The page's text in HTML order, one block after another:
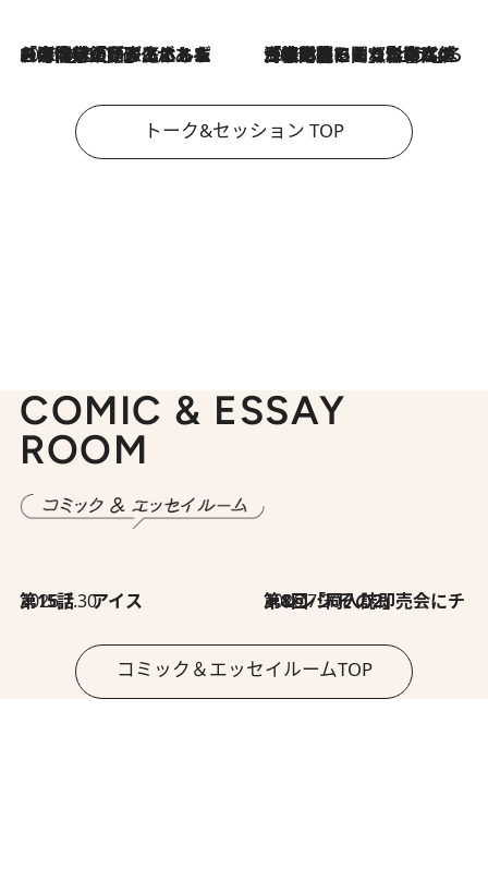
2026.8.3
「今後値上げがあるとすれば…」「リスクがあるのは今年の冬」エネルギー専門家が語る、ホルムズ海峡封鎖が家庭にもたらす“ある心配” 2026.8.3
「住宅建てられない…」「サーチャージ料の高値が続いている」ホルムズ海峡封鎖による影響はいつまで続く？《エネルギー専門家に聞く“どうなる日本の暮らし”》
トーク&セッション TOP
COMIC & ESSAY
ROOM
2026.7.30
第15話 アイス 2026.7.30
第8回「同人誌即売会にチャレンジ その2」
コミック＆エッセイルームTOP